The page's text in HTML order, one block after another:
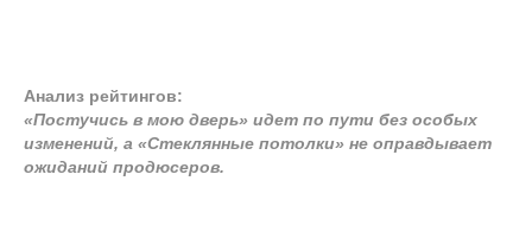
Анализ рейтингов:
«Постучись в мою дверь» идет по пути без особых
изменений, а «Стеклянные потолки» не оправдывает
ожиданий продюсеров.